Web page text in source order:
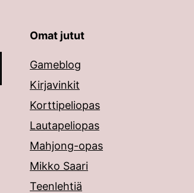
ylös ja alas ja siirtyä
Omat jutut
Gameblog
Kirjavinkit
Korttipeliopas
Lautapeliopas
Mahjong-opas
Mikko Saari
Teenlehtiä